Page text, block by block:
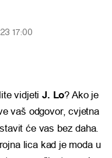
17:00
vidjetiJ. Lo? Ako je
vaš odgovor, cvjetna
će vas bez daha.
lica kad je moda u